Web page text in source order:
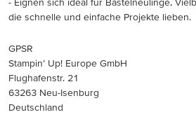
die schnelle und einfache Projekte lieben.
GPSR
Stampin’ Up! Europe GmbH
Flughafenstr. 21
63263 Neu-Isenburg
Deutschland